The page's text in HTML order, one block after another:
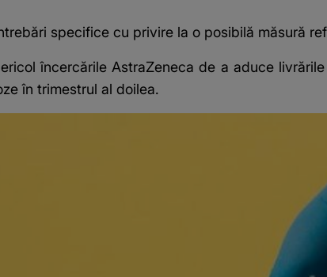
specifice cu privire la o posibilă măsură
încercările AstraZeneca de a aduce
în trimestrul al doilea.